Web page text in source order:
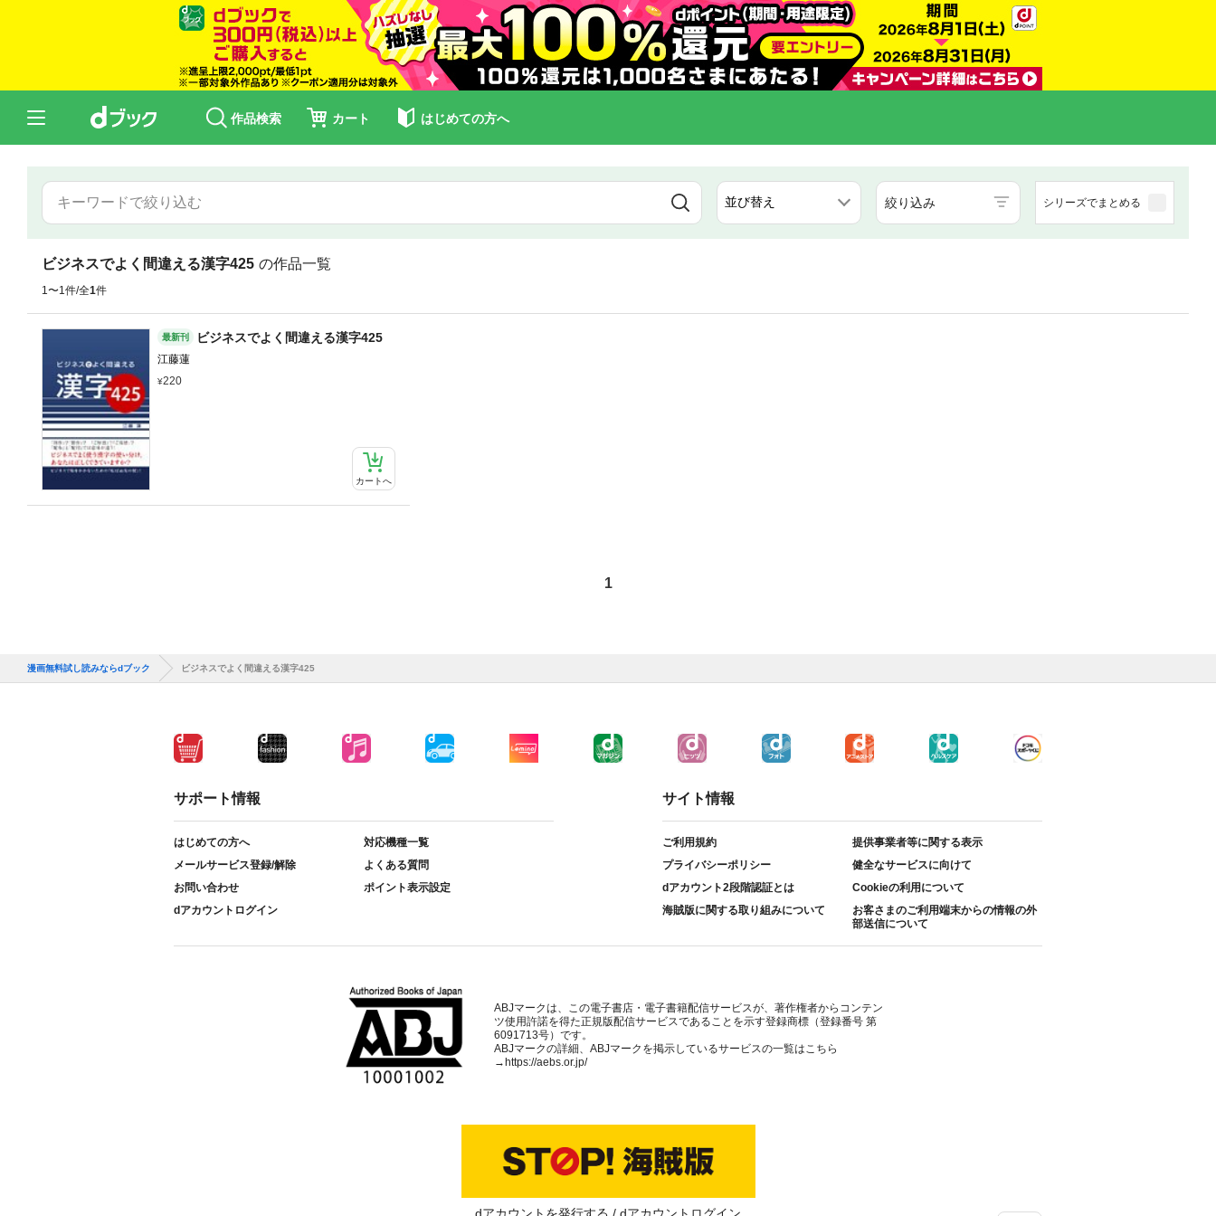
作品検索 カート はじめての方へ
絞り込み シリーズでまとめる
ビジネスでよく間違える漢字425 の作品一覧
1〜1件/全1件
最新刊 ビジネスでよく間違える漢字425
江藤蓮
220
カートへ
1
漫画無料試し読みならdブック ビジネスでよく間違える漢字425
サポート情報
はじめての方へ
対応機種一覧
メールサービス登録/解除
よくある質問
お問い合わせ
ポイント表示設定
dアカウントログイン
サイト情報
ご利用規約
提供事業者等に関する表示
プライバシーポリシー
健全なサービスに向けて
dアカウント2段階認証とは
Cookieの利用について
海賊版に関する取り組みについて
お客さまのご利用端末からの情報の外
部送信について
ABJマークは、この電子書店・電子書籍配信サービスが、著作権者からコンテン
ツ使用許諾を得た正規版配信サービスであることを示す登録商標（登録番号 第
6091713号）です。
ABJマークの詳細、ABJマークを掲示しているサービスの一覧はこちら
→ https://aebs.or.jp/